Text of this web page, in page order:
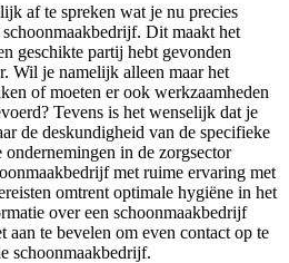
af te spreken wat je nu precies
Dit maakt het
geschikte partij hebt gevonden
Wil je namelijk alleen maar het
of moeten er ook werkzaamheden
Tevens is het wenselijk dat je
de deskundigheid van de specifieke
in de zorgsector
met ruime ervaring met
omtrent optimale hygiëne in het
over een schoonmaakbedrijf
te bevelen om even contact op te
schoonmaakbedrijf.